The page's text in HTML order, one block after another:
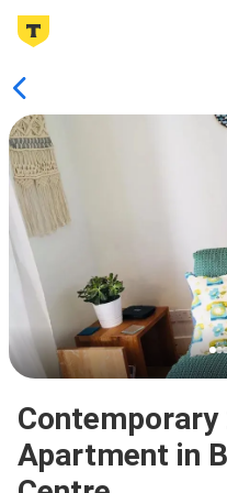
Contemporary
Apartment in